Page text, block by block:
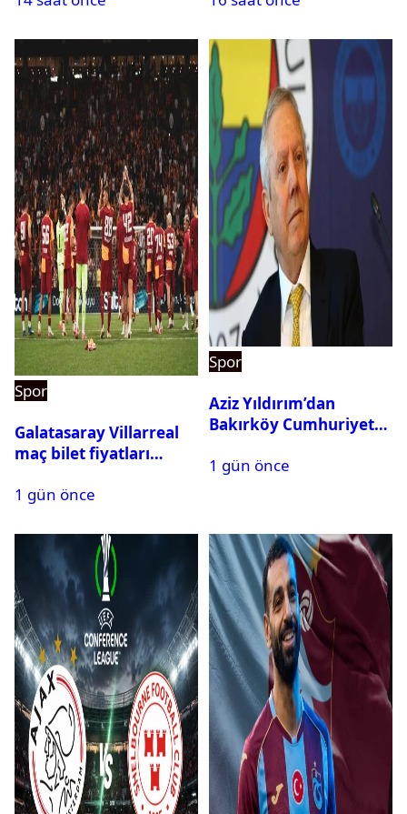
Spor
Galatasaray Villarreal
maç bilet fiyatları
1 gün önce
Spor
Aziz Yıldırım’dan
Bakırköy Cumhuriyet
duyurusu
1 gün önce